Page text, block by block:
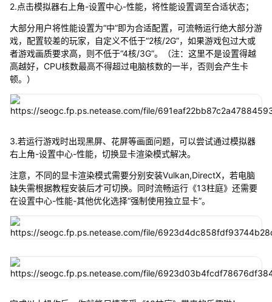
2.点击模拟器右上角-设置中心-性能，将性能设置调至合适状态；
大部分用户将性能设置为“中”即为合适配置，可流畅运行绝大部分游
戏，配置较差的玩家，自定义不低于“2核/2G”，如果游戏包过大或
者游戏画质要求高，则不低于“4核/3G”。（注：这里不是设置得越
高越好，CPU核数最高不得超过电脑核数的一半，否则会产生卡
顿。）
3.若运行游戏时出现黑屏、花屏等画面问题，可以尝试通过模拟器
右上角-设置中心-性能，切换显卡渲染模式解决。
注意，不同的显卡渲染模式需要分别安装Vulkan,DirectX，若电脑
缺失需根据教程安装后才可切换。同时流畅运行《13柱庭》还需要
在设置中心-性能-其他优化选择“强制使用独立显卡”。